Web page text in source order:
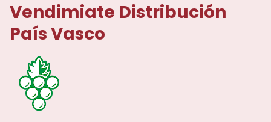
Vendimiate Distribución
País Vasco